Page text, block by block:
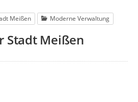
Meißen Moderne Verwaltung
Stadt Meißen